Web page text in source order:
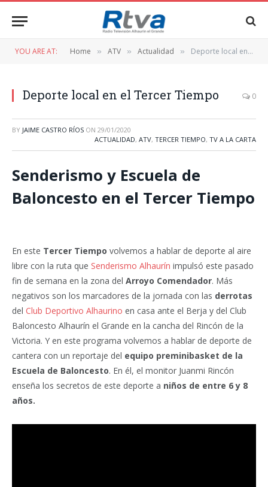
YOU ARE AT: Home » ATV » Actualidad » Deporte local en el Tercer Tiempo
Deporte local en el Tercer Tiempo 0
BY JAIME CASTRO RÍOS ON 29/01/2020
ACTUALIDAD, ATV, TERCER TIEMPO, TV A LA CARTA
Senderismo y Escuela de
Baloncesto en el Tercer Tiempo
En este Tercer Tiempo volvemos a hablar de deporte al aire
libre con la ruta que Senderismo Alhaurín impulsó este pasado
fin de semana en la zona del Arroyo Comendador. Más
negativos son los marcadores de la jornada con las derrotas
del Club Deportivo Alhaurino en casa ante el Berja y del Club
Baloncesto Alhaurín el Grande en la cancha del Rincón de la
Victoria. Y en este programa volvemos a hablar de deporte de
cantera con un reportaje del equipo preminibasket de la
Escuela de Baloncesto. En él, el monitor Juanmi Rincón
enseña los secretos de este deporte a niños de entre 6 y 8
años.